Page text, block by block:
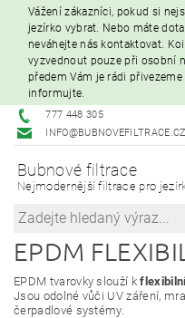
Vážení zákazníci, pokud si
jezírko vybrat. Nebo máte
neváhejte nás kontaktovat.
vyzvednout pouze při osobní
předem Vám je rádi
informujte.
777 448 305
INFO@BUBNOVEFILTRACE.CZ
Bubnové filtrace
Nejmodernější filtrace pro
EPDM
EPDM tvarovky slouží k
Jsou odolné vůči UV záření,
čerpadlové systémy.